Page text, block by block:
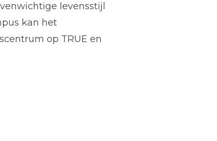
levensstijl
kan het
op TRUE en